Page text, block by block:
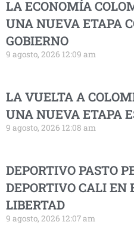
LA ECONOMÍA
UNA NUEVA ETAPA
GOBIERNO
9 agosto, 2026 12:09 am
LA VUELTA A
UNA NUEVA ETAPA
9 agosto, 2026 12:08 am
DEPORTIVO PASTO
DEPORTIVO CALI EN
LIBERTAD
9 agosto, 2026 12:07 am